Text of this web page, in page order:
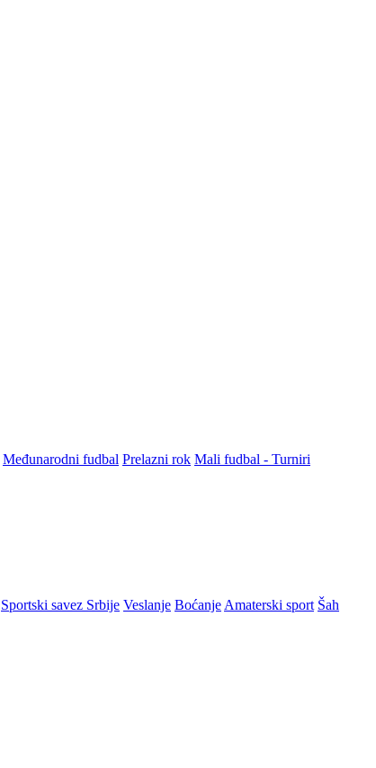
Međunarodni fudbal Prelazni rok Mali fudbal - Turniri
Sportski savez Srbije Veslanje Boćanje Amaterski sport Šah